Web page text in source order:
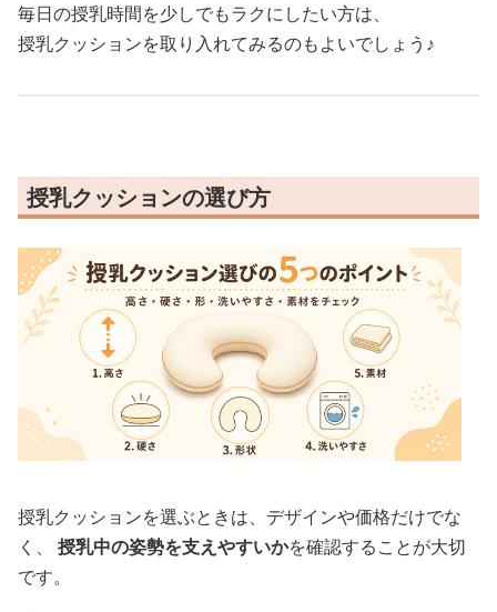
毎日の授乳時間を少しでもラクにしたい方は、
授乳クッションを取り入れてみるのもよいでしょう♪
授乳クッションの選び方
授乳クッションを選ぶときは、デザインや価格だけでな
く、 授乳中の姿勢を支えやすいかを確認することが大切
です。